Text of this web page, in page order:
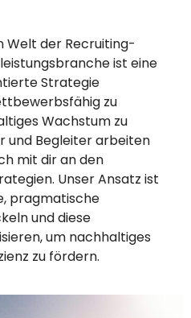
Welt der Recruiting-
ist eine
Strategie
zu
Wachstum zu
und Begleiter arbeiten
mit dir an den
Unser Ansatz ist
pragmatische
und diese
um nachhaltiges
zu fördern.